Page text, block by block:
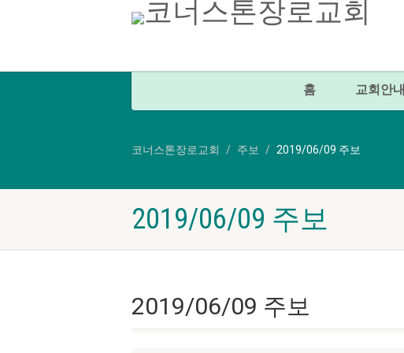
홈 교회안내
코너스톤장로교회 주보 2019/06/09 주보
2019/06/09 주보
2019/06/09 주보